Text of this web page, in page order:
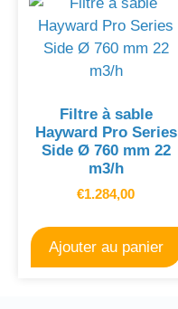
Filtre à sable
Hayward Pro Series
Side Ø 760 mm 22
m3/h
€1.284,00
Ajouter au panier